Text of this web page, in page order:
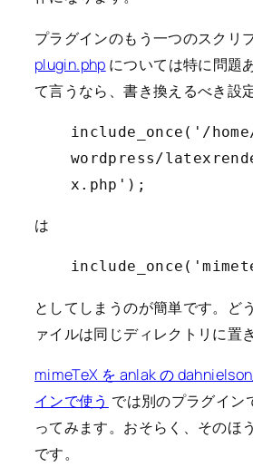
プラグインのもう一つのスクリ
plugin.php については特に問題
て言うなら、書き換えるべき設
include_once('/
wordpress/
x.php');
は
としてしまうのが簡単です。ど
ァイルは同じディレクトリに置
mimeTeX を anlak の
インで使う では別のプラグイン
ってみます。おそらく、そのほ
です。